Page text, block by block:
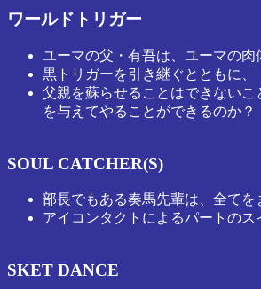
ワールドトリガー
ユーマの父・有吾は、ユーマの肉
黒トリガーを引き継ぐとともに
父親を蘇らせることはできない
を与えてやることができるのか？
SOUL CATCHER(S)
部長でもある奏馬先輩は、全てを
アイコンタクトによるパートのス
SKET DANCE